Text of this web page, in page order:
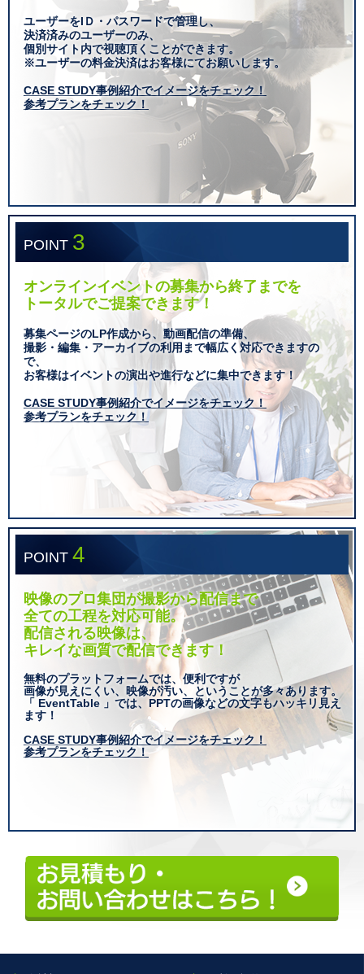
ユーザーをIＤ・パスワードで管理し、
決済済みのユーザーのみ、
個別サイト内で視聴頂くことができます。
※ユーザーの料金決済はお客様にてお願いします。
CASE STUDY事例紹介でイメージをチェック！
参考プランをチェック！
POINT 3
オンラインイベントの募集から終了までを
トータルでご提案できます！
募集ページのLP作成から、動画配信の準備、
撮影・編集・アーカイブの利用まで幅広く対応できますの
で、
お客様はイベントの演出や進行などに集中できます！
CASE STUDY事例紹介でイメージをチェック！
参考プランをチェック！
POINT 4
映像のプロ集団が撮影から配信まで
全ての工程を対応可能。
配信される映像は、
キレイな画質で配信できます！
無料のプラットフォームでは、便利ですが
画像が見えにくい、映像が汚い、ということが多々あります。
「 EventTable 」では、PPTの画像などの文字もハッキリ見え
ます！
CASE STUDY事例紹介でイメージをチェック！
参考プランをチェック！